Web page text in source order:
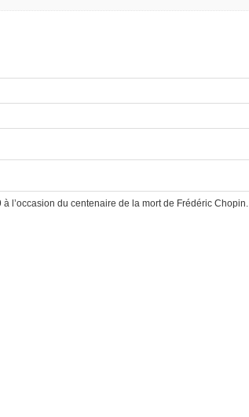
l’occasion du centenaire de la mort de Frédéric Chopin.